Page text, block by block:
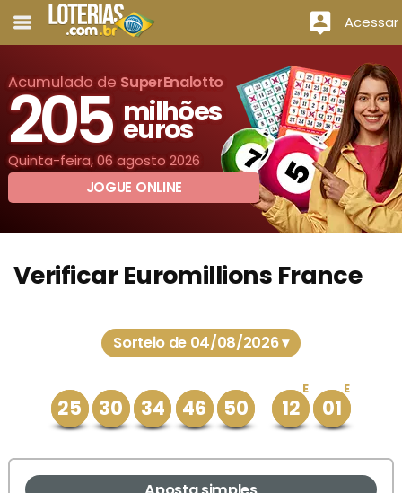
Acessar
Acumulado de SuperEnalotto
205 milhões
euros
Quinta-feira, 06 agosto 2026
JOGUE ONLINE
Verificar Euromillions France
Sorteio de 04/08/2026 ▾
25 30 34 46 50
E
12
E
01